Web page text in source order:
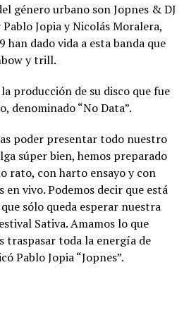
género urbano son Jopnes & DJ
Jopia y Nicolás Moralera,
han dado vida a esta banda que
y trill.
producción de su disco que fue
denominado “No Data”.
poder presentar todo nuestro
súper bien, hemos preparado
rato, con harto ensayo y con
en vivo. Podemos decir que está
sólo queda esperar nuestra
Sativa. Amamos lo que
traspasar toda la energía de
Pablo Jopia “Jopnes”.